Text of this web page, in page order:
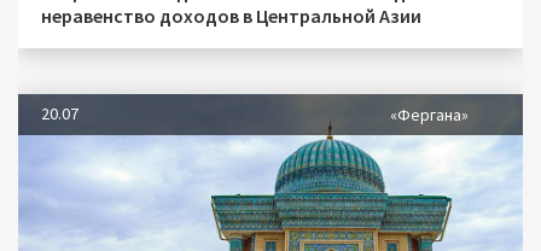
неравенство доходов в Центральной Азии
20.07 «Фергана»